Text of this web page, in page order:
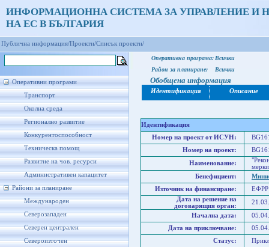
ИНФОРМАЦИОННА СИСТЕМА ЗА УПРАВЛЕНИЕ И
НА ЕС В БЪЛГАРИЯ
Публична информация/Проекти/Списък проекти/
Оперативни програми
Транспорт
Околна среда
Регионално развитие
Конкурентоспособност
Техническа помощ
Развитие на чов. ресурси
Административен капацитет
Райони за планиране
Международен
Северозападен
Северен централен
Североизточен
Оперативна програма: Всички
Район за планиране:
Всички
Обобщена информация
Идентификация Описание
Идентификация
Номер на проект от ИСУН:
Номер на проект:
Наименование:
Бенефициент:
Източник на финансиране:
Дата на решение на
договарящия орган:
Начална дата:
Дата на приключване:
Статус: